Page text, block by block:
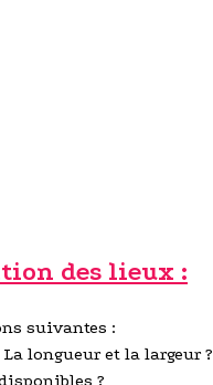
des lieux :
suivantes :
longueur et la largeur ?
?